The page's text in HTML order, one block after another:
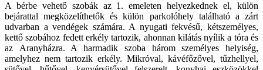
A bérbe vehető szobák az 1. emeleten helyezkednek el, külön
bejárattal megközelíthetők és külön parkolóhely található a zárt
udvarban a vendégek számára. A nyugati fekvésű, kétszemélyes,
kettő szobához fedett erkély tartozik, ahonnan kilátás nyílik a tóra és
az Aranyházra. A harmadik szoba három személyes helyiség,
amelyhez nem tartozik erkély. Mikróval, kávéfőzővel, tűzhellyel,